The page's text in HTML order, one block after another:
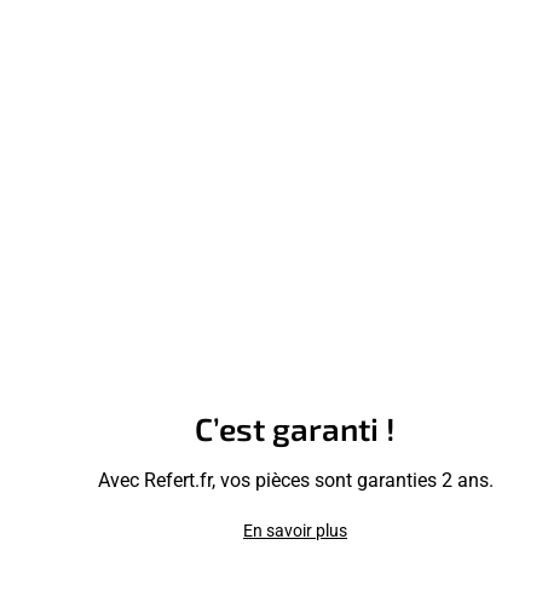
C’est garanti !
Avec Refert.fr, vos pièces sont garanties 2 ans.
En savoir plus